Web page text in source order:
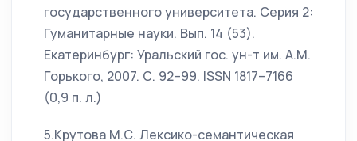
государственного университета. Серия 2:
Гуманитарные науки. Вып. 14 (53).
Екатеринбург: Уральский гос. ун-т им. А.М.
Горького, 2007. С. 92–99. ISSN 1817–7166
(0,9 п. л.)
5.Крутова М.С. Лексико-семантическая